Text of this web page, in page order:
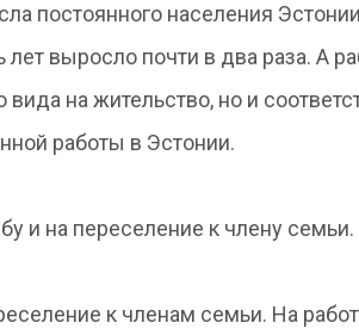
постоянного населения
выросло почти в два раза. А
на жительство, но и
работы в Эстонии.
и на переселение к члену семьи.
к членам семьи. На